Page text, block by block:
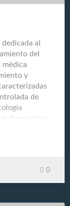
al
del
médica
y
de
diagnostica
de
con cáncer,
(etapa) de
de terapias
0